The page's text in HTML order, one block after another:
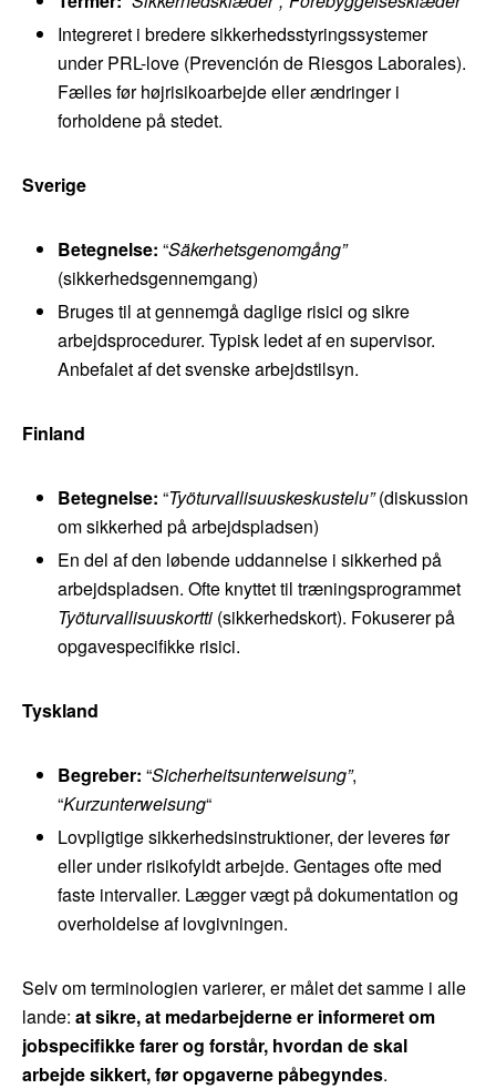
Integreret i bredere sikkerhedsstyringssystemer
under PRL-love (Prevención de Riesgos Laborales).
Fælles før højrisikoarbejde eller ændringer i
forholdene på stedet.
Sverige
Betegnelse: “Säkerhetsgenomgång”
(sikkerhedsgennemgang)
Bruges til at gennemgå daglige risici og sikre
arbejdsprocedurer. Typisk ledet af en supervisor.
Anbefalet af det svenske arbejdstilsyn.
Finland
Betegnelse: “Työturvallisuuskeskustelu”(diskussion
om sikkerhed på arbejdspladsen)
En del af den løbende uddannelse i sikkerhed på
arbejdspladsen. Ofte knyttet til træningsprogrammet
Työturvallisuuskortti (sikkerhedskort). Fokuserer på
opgavespecifikke risici.
Tyskland
Begreber: “Sicherheitsunterweisung”,
“Kurzunterweisung“
Lovpligtige sikkerhedsinstruktioner, der leveres før
eller under risikofyldt arbejde. Gentages ofte med
faste intervaller. Lægger vægt på dokumentation og
overholdelse af lovgivningen.
Selv om terminologien varierer, er målet det samme i alle
lande: at sikre, at medarbejderne er informeret om
jobspecifikke farer og forstår, hvordan de skal
arbejde sikkert, før opgaverne påbegyndes.